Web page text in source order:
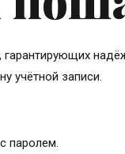
гарантирующих
учётной записи.
паролем.